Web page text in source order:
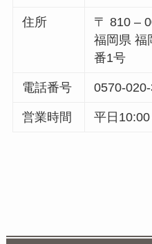
住所
〒 810 –
福岡県 福
番1号
電話番号 0570-
営業時間 平日10:00